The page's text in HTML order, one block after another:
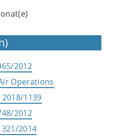
2012
Operations
1139
2012
2014